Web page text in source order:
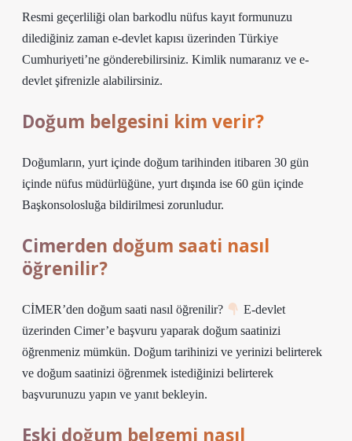
Resmi geçerliliği olan barkodlu nüfus kayıt formunuzu
dilediğiniz zaman e-devlet kapısı üzerinden Türkiye
Cumhuriyeti’ne gönderebilirsiniz. Kimlik numaranız ve e-
devlet şifrenizle alabilirsiniz.
Doğum belgesini kim verir?
Doğumların, yurt içinde doğum tarihinden itibaren 30 gün
içinde nüfus müdürlüğüne, yurt dışında ise 60 gün içinde
Başkonsolosluğa bildirilmesi zorunludur.
Cimerden doğum saati nasıl
öğrenilir?
CİMER’den doğum saati nasıl öğrenilir?
E-devlet
üzerinden Cimer’e başvuru yaparak doğum saatinizi
öğrenmeniz mümkün. Doğum tarihinizi ve yerinizi belirterek
ve doğum saatinizi öğrenmek istediğinizi belirterek
başvurunuzu yapın ve yanıt bekleyin.
Eski doğum belgemi nasıl